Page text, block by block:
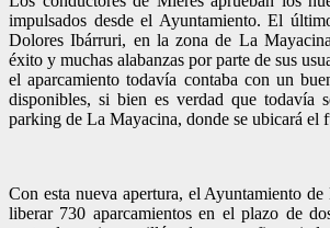
impulsados desde el Ayuntamiento. El
Dolores Ibárruri, en la zona de La
éxito y muchas alabanzas por parte de sus
el aparcamiento todavía contaba con un
disponibles, si bien es verdad que todavía
parking de La Mayacina, donde se ubicará el
Con esta nueva apertura, el Ayuntamiento
liberar 730 aparcamientos en el plazo de